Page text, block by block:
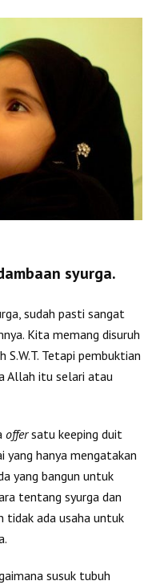
syurga.
sudah pasti sangat
Kita memang disuruh
Tetapi pembuktian
Allah itu selari atau
offersatu keeping duit
yang hanya mengatakan
yang bangun untuk
tentang syurga dan
tidak ada usaha untuk
susuk tubuh